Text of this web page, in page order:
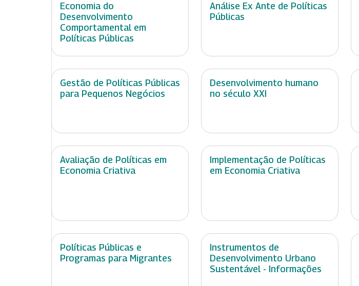
Economia do
Desenvolvimento
Comportamental em
Políticas Públicas
Análise Ex Ante de Políticas
Públicas
Gestão de Políticas Públicas
para Pequenos Negócios
Desenvolvimento humano
no século XXI
Avaliação de Políticas em
Economia Criativa
Implementação de Políticas
em Economia Criativa
Políticas Públicas e
Programas para Migrantes
Instrumentos de
Desenvolvimento Urbano
Sustentável - Informações